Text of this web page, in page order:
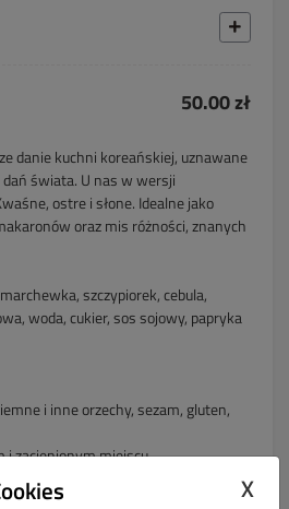
50.00 zł
danie kuchni koreańskiej, uznawane
świata. U nas w wersji
ostre i słone. Idealne jako
oraz mis różności, znanych
szczypiorek, cebula,
woda, cukier, sos sojowy, papryka
i inne orzechy, sezam, gluten,
i zacienionym miejscu.
w lodówce.
X